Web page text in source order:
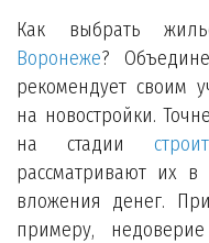
Как выбрать
Воронеже?
рекомендует своим
на новостройки.
на стадии
рассматривают их в
вложения денег.
примеру,